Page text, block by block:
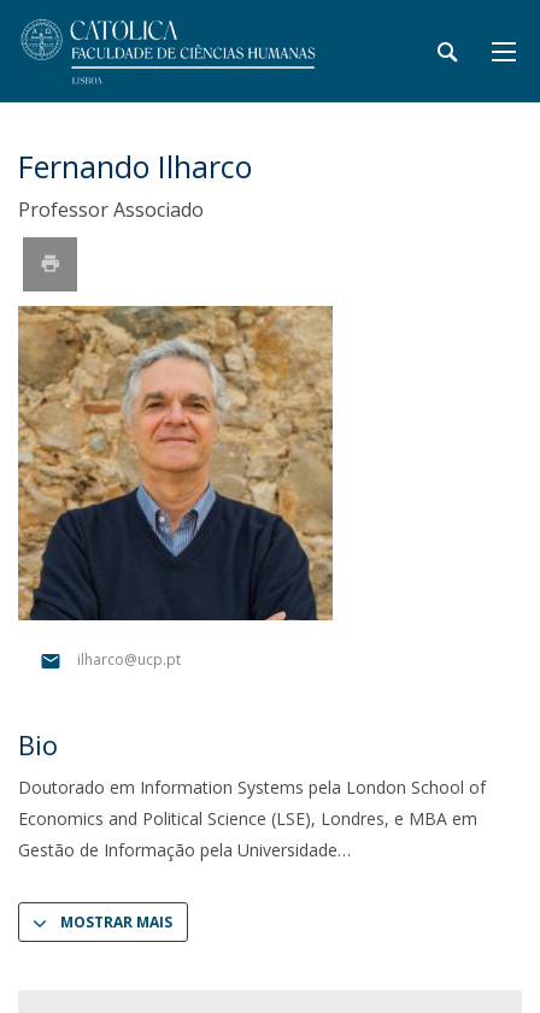
Fernando Ilharco
Professor Associado
ilharco@ucp.pt
Bio
Doutorado em Information Systems pela London School of
Economics and Political Science (LSE), Londres, e MBA em
Gestão de Informação pela Universidade
MOSTRAR MAIS